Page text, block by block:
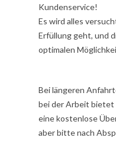
Kundenservice!
Es wird alles
Erfüllung geht, und
optimalen
Bei längeren
bei der Arbeit bietet
eine kostenlose
aber bitte nach